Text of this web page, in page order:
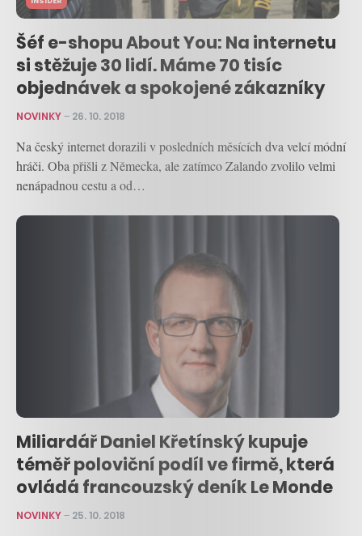
Šéf e-shopu About You: Na internetu
si stěžuje 30 lidí. Máme 70 tisíc
objednávek a spokojené zákazníky
NOVINKY– 26. 10. 2018
Na český internet dorazili v posledních měsících dva velcí módní
hráči. Oba přišli z Německa, ale zatímco Zalando zvolilo velmi
nenápadnou cestu a od…
Miliardář Daniel Křetínský kupuje
téměř poloviční podíl ve firmě, která
ovládá francouzský deník Le Monde
NOVINKY– 25. 10. 2018